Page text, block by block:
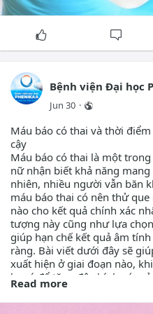
và thai nhi. Khác với các kỹ
chọc ối hoặc sinh thiết gai
10ml máu tĩnh mạch của
thực hiện không can thiệp
hay biến chứng thai kỳ.
Một số lưu ý khi thực hiện
quan trọng dưới đây để
hợp với nhu cầu sàng lọc:
Thực hiện xét nghiệm từ
khuyến cáo chuyên môn.
Không cần nhịn ăn trước khi
Nên mang theo kết quả siêu
sinh đã thực hiện để bác sĩ
Hiểu rõ rằng NIPT là xét
Bệnh viện Đại học
Jun 30 ·
Máu báo có thai và thời
cậy
Máu báo có thai là một
nữ nhận biết khả năng
nhiên, nhiều người vẫn băn
máu báo thai có nên thử
nào cho kết quả chính xác
tượng này cũng như lựa
giúp hạn chế kết quả âm
ràng. Bài viết dưới đây sẽ
xuất hiện ở giai đoạn nào,
lưu ý để tăng độ chính xác
Tham khảo thêm:
phenikaamec.com/bh-mau-
Read more